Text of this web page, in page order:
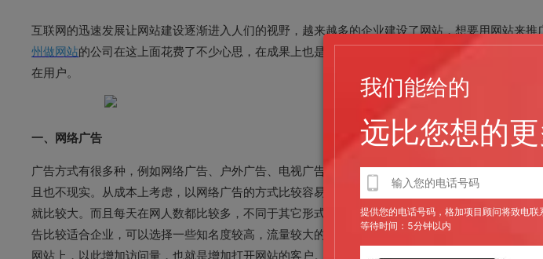
互联网的迅速发展让网站建设逐渐进入人们的视野，越来越多的企业建设了网站，想要用网站来
州做网站的公司在这上面花费了不少心思，在成果上也是比较好的，小编今天以其为例来看看他们
在用户。
一、网络广告
广告方式有很多种，例如网络广告、户外广告、电视广告、报纸广告、招牌广告、杂志广告等。
且也不现实。从成本上考虑，以网络广告的方式比较容易起效。而多数人习惯了使用电脑或者手
就比较大。而且每天在网人数都比较多，不同于其它形式的广告，可能看到的人就比较少，而且
告比较适合企业，可以选择一些知名度较高，流量较大的作为自己的广告平台。在上面发布产品
网站上，以此增加访问量，也就是增加打开网站的客户。
我们能给的
远比您想的
提供您的电话号码，格加项目顾问将致电联
等待时间：5分钟以内